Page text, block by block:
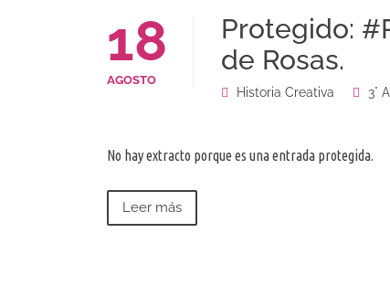
18
AGOSTO
Protegido:
de Rosas.
Historia Creativa 3°
No hay extracto porque es una entrada protegida.
Leer más